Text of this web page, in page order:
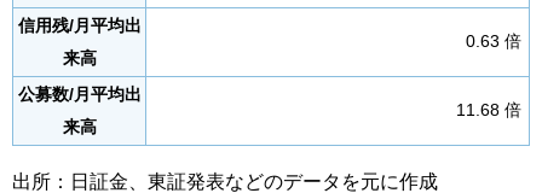
信用残/月平均出
来高
0.63 倍
公募数/月平均出
来高
11.68 倍
出所：日証金、東証発表などのデータを元に作成